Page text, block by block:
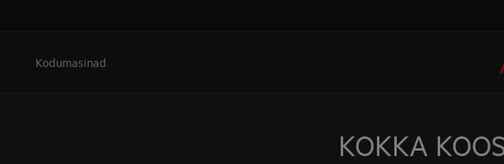
Kodumasinad
KOKKA